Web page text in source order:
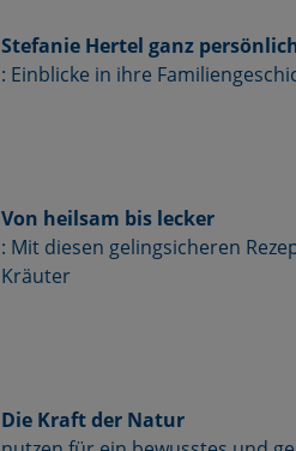
Stefanie Hertel ganz
: Einblicke in ihre
Von heilsam bis lecker
: Mit diesen gelingsicheren
Kräuter
Die Kraft der Natur